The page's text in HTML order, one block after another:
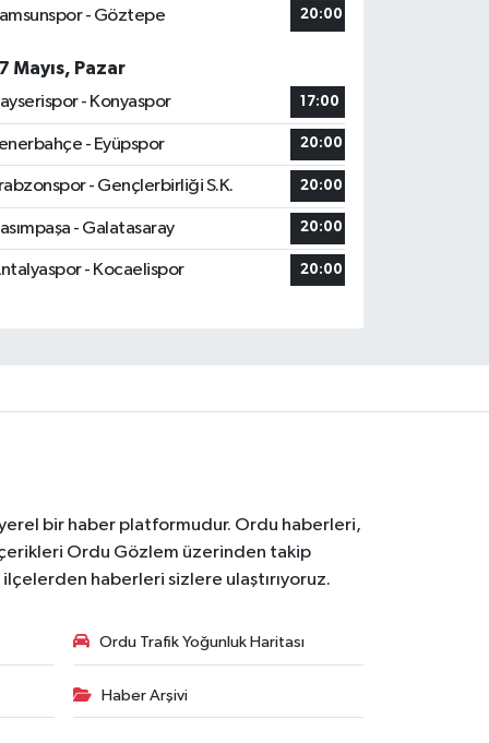
- Göztepe 20:00
Mayıs, Pazar
- Konyaspor
17:00
- Eyüpspor 20:00
- Gençlerbirliği S.K. 20:00
- Galatasaray 20:00
- Kocaelispor 20:00
bir haber platformudur. Ordu haberleri,
Ordu Gözlem üzerinden takip
haberleri sizlere ulaştırıyoruz.
Ordu Trafik Yoğunluk Haritası
Haber Arşivi